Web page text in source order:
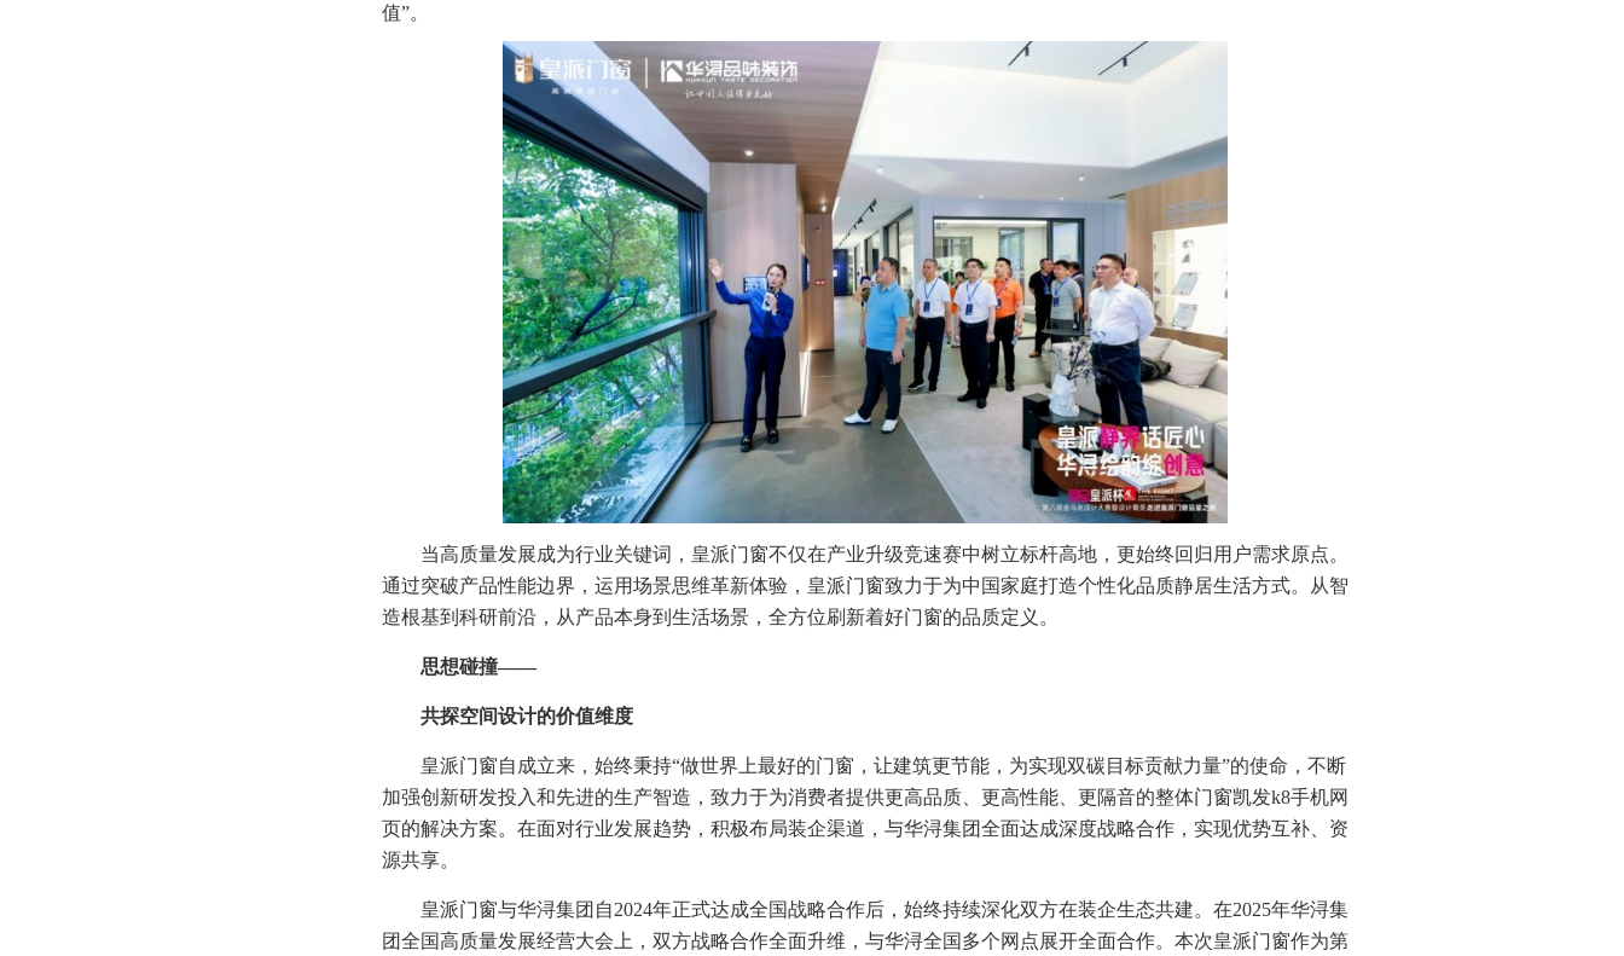
值”。
当高质量发展成为行业关键词，皇派门窗不仅在产业升级竞速赛中树立标杆高地，更始终回归用户需求原点。
通过突破产品性能边界，运用场景思维革新体验，皇派门窗致力于为中国家庭打造个性化品质静居生活方式。从智
造根基到科研前沿，从产品本身到生活场景，全方位刷新着好门窗的品质定义。
思想碰撞——
共探空间设计的价值维度
皇派门窗自成立来，始终秉持“做世界上最好的门窗，让建筑更节能，为实现双碳目标贡献力量”的使命，不断
加强创新研发投入和先进的生产智造，致力于为消费者提供更高品质、更高性能、更隔音的整体门窗凯发k8手机网
页的解决方案。在面对行业发展趋势，积极布局装企渠道，与华浔集团全面达成深度战略合作，实现优势互补、资
源共享。
皇派门窗与华浔集团自2024年正式达成全国战略合作后，始终持续深化双方在装企生态共建。在2025年华浔集
团全国高质量发展经营大会上，双方战略合作全面升维，与华浔全国多个网点展开全面合作。本次皇派门窗作为第